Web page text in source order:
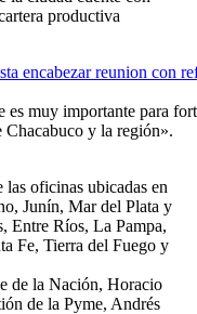
productiva
es muy importante para
y la región».
las oficinas ubicadas en
Junín, Mar del Plata y
Entre Ríos, La Pampa,
Fe, Tierra del Fuego y
de la Nación, Horacio
de la Pyme, Andrés